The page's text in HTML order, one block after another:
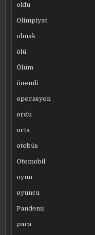
oldu
Olimpiyat
olmak
ölü
Ölüm
önemli
operasyon
ordu
orta
otobüs
Otomobil
oyun
oyuncu
Pandemi
para